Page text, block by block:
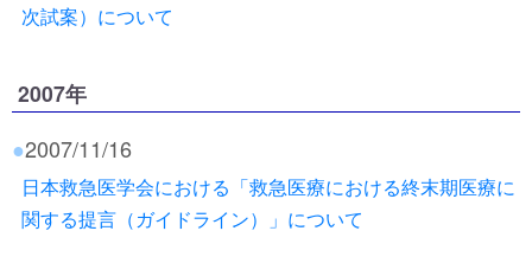
次試案）について
2007年
●2007/11/16
日本救急医学会における「救急医療における終末期医療に
関する提言（ガイドライン）」について